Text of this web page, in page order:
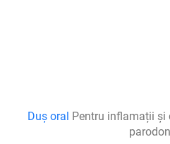
Duș oral Pentru inflamații și